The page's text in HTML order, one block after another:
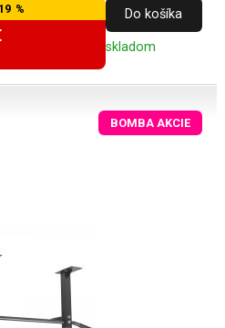
% Do košíka
skladom
BOMBA AKCIE